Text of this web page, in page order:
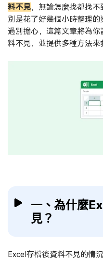
料不見，無論怎麼找都找
別是花了好幾個小時整理
過別擔心，這篇文章將為
料不見，並提供多種方法來
一、為什麼
見？
Excel存檔後資料不見的情